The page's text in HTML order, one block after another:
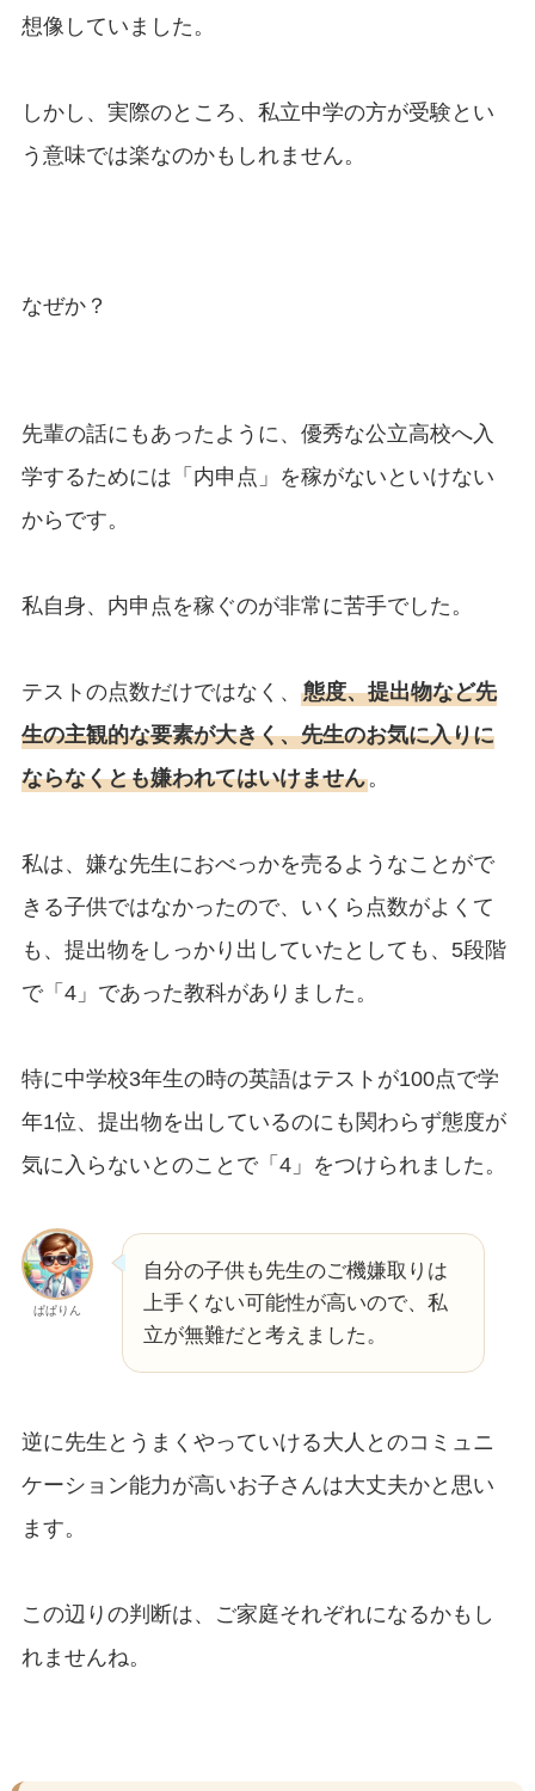
想像していました。
しかし、実際のところ、私立中学の方が受験とい
う意味では楽なのかもしれません。
なぜか？
先輩の話にもあったように、優秀な公立高校へ入
学するためには「内申点」を稼がないといけない
からです。
私自身、内申点を稼ぐのが非常に苦手でした。
テストの点数だけではなく、 態度、提出物など先
生の主観的な要素が大きく、先生のお気に入りに
ならなくとも嫌われてはいけません。
私は、嫌な先生におべっかを売るようなことがで
きる子供ではなかったので、いくら点数がよくて
も、提出物をしっかり出していたとしても、5段階
で「4」であった教科がありました。
特に中学校3年生の時の英語はテストが100点で学
年1位、提出物を出しているのにも関わらず態度が
気に入らないとのことで「4」をつけられました。
ぱぱりん
自分の子供も先生のご機嫌取りは
上手くない可能性が高いので、私
立が無難だと考えました。
逆に先生とうまくやっていける大人とのコミュニ
ケーション能力が高いお子さんは大丈夫かと思い
ます。
この辺りの判断は、ご家庭それぞれになるかもし
れませんね。